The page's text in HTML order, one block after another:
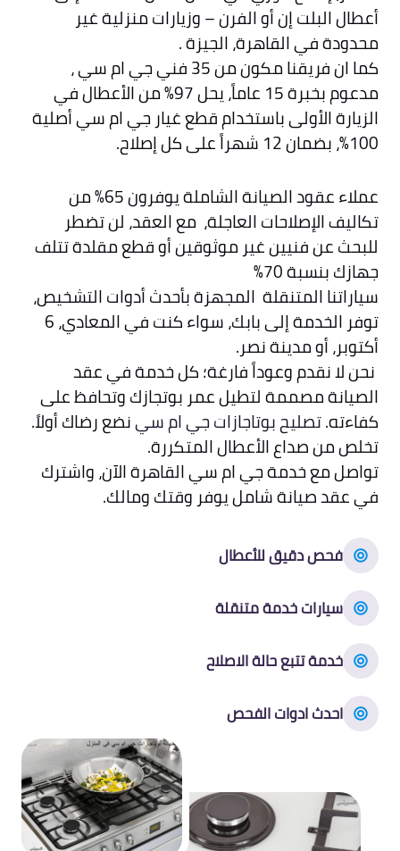
أعطال البلت إن أو الفرن – وزيارات منزلية غير
محدودة في القاهرة، الجيزة .
كما ان فريقنا مكون من 35 فني جي ام سي ،
مدعوم بخبرة 15 عاماً، يحل 97% من الأعطال في
الزيارة الأولى باستخدام قطع غيار جي ام سي أصلية
100%، بضمان 12 شهراً على كل إصلاح.
عملاء عقود الصيانة الشاملة يوفرون 65% من
تكاليف الإصلاحات العاجلة، مع العقد، لن تضطر
للبحث عن فنيين غير موثوقين أو قطع مقلدة تتلف
جهازك بنسبة 70%
سياراتنا المتنقلة المجهزة بأحدث أدوات التشخيص،
توفر الخدمة إلى بابك، سواء كنت في المعادي، 6
أكتوبر، أو مدينة نصر.
نحن لا نقدم وعوداً فارغة؛ كل خدمة في عقد
الصيانة مصممة لتطيل عمر بوتجازك وتحافظ على
كفاءته.تصليح بوتاجازات جي ام سينضع رضاك أولاً.
تخلص من صداع الأعطال المتكررة.
تواصل مع خدمة جي ام سي القاهرة الآن، واشترك
في عقد صيانة شامل يوفر وقتك ومالك.
فحص دقيق للأعطال
سيارات خدمة متنقلة
خدمة تتبع حالة الاصلاح
احدث ادوات الفحص